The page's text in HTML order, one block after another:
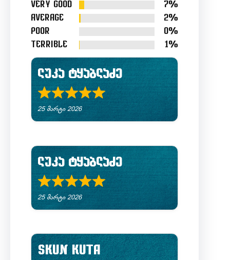
of
Very good
7%
Average
2%
Poor
0%
Terrible
1%
ლუკა ტყაბლაძე
R
a
e
d
5
0
o
25 მარტი 2026
ლუკა ტყაბლაძე
R
a
e
25 მარტი 2026
Skun Kuta